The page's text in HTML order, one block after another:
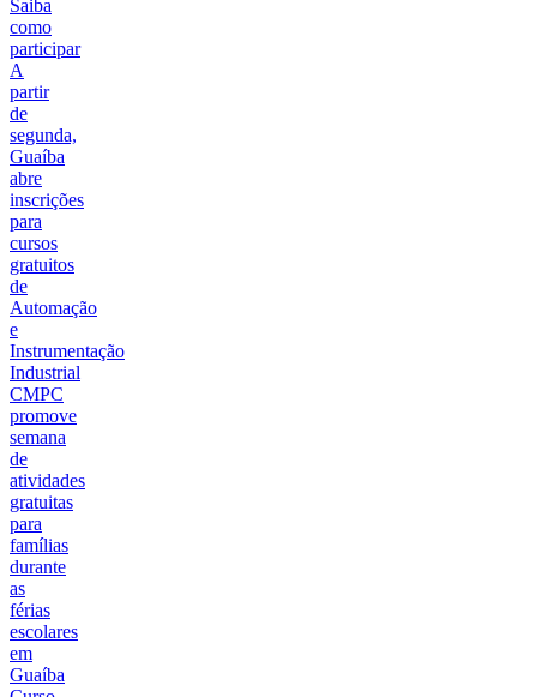
Saiba
como
participar
A
partir
de
segunda,
Guaíba
abre
inscrições
para
cursos
gratuitos
de
Automação
e
Instrumentação
Industrial
CMPC
promove
semana
de
atividades
gratuitas
para
famílias
durante
as
férias
escolares
em
Guaíba